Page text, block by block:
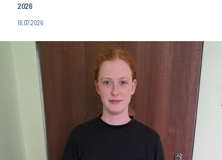
2026
16.07.2026